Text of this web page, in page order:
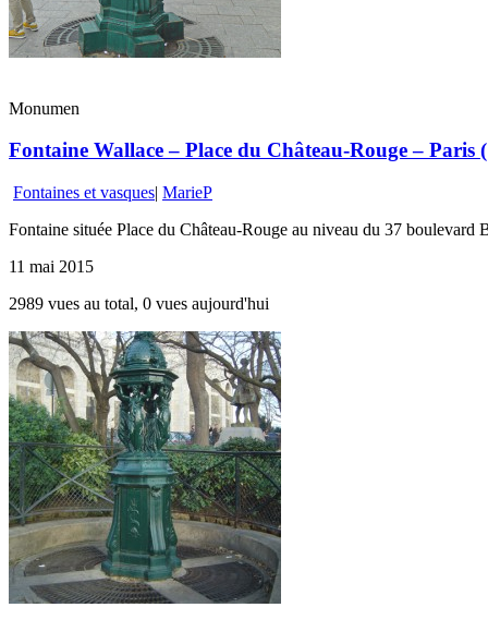
Monumen
Fontaine Wallace – Place du Château-Rouge – Paris
Fontaines et vasques| MarieP
Fontaine située Place du Château-Rouge au niveau du 37 boulevard
11 mai 2015
2989 vues au total, 0 vues aujourd'hui